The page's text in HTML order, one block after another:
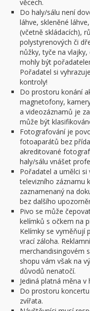
věcech.
Do haly/sálu není
láhve, skleněné
(včetně skládacích),
polystyrenových či
nůžky, tyče na
mohly být
Pořadatel si
kontroly!
Do prostoru konání
magnetofony,
a videozáznamů je
může být
Fotografování je
fotoaparátů bez
akreditované
haly/sálu vnášet
Pořadatel a umělci
televizního záznamu
zaznamenaný na
bez dalšího
Pivo se může
kelímků s očkem na
Kelímky se vyměňují
vrací záloha.
merchandisingovém
shopu vám však na
důvodů nenatočí.
Jediná platná měna
Do prostoru
zvířata.